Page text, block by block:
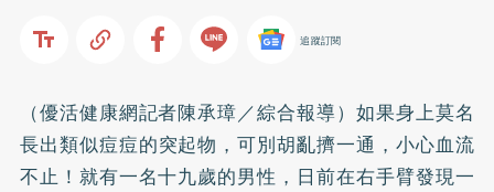
追蹤訂閱
（優活健康網記者陳承璋／綜合報導）如果身上莫名
長出類似痘痘的突起物，可別胡亂擠一通，小心血流
不止！就有一名十九歲的男性，日前在右手臂發現一